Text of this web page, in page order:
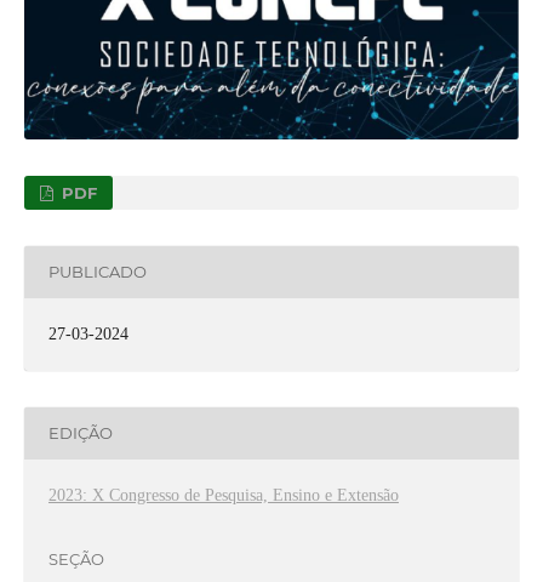
PDF
PUBLICADO
27-03-2024
EDIÇÃO
2023: X Congresso de Pesquisa, Ensino e Extensão
SEÇÃO